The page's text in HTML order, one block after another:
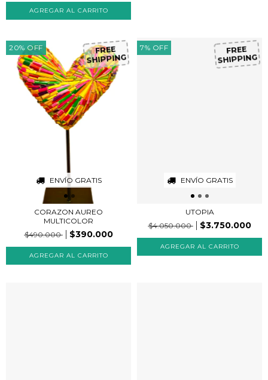
20%OFF
ENVÍO GRATIS
FR
EE
S
H
IP
P
IN
G
CORAZON AUREO
MULTICOLOR
$490.000
$390.000
7% OFF
ENVÍO GRATIS
FR
EE
S
H
IP
P
IN
G
UTOPIA
$4.050.000
$3.750.000